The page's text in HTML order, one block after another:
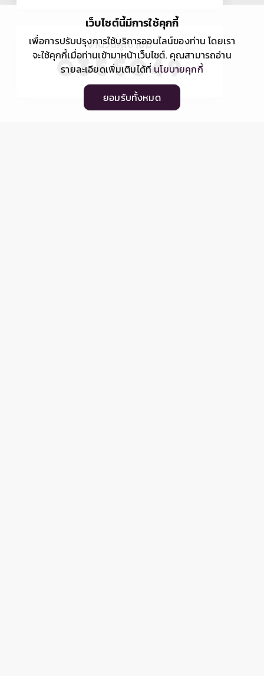
จำนวนผู้เข้าชม
เว็บไซต์นี้มีการใช้คุกกี้
เพื่อการปรับปรุงการใช้บริการออนไลน์ของท่าน โดยเรา
จะใช้คุกกี้เมื่อท่านเข้ามาหน้าเว็บไซต์. คุณสามารถอ่าน
รายละเอียดเพิ่มเติมได้ที่ นโยบายคุกกี้
ยอมรับทั้งหมด